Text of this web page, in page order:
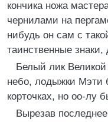
кончика ножа
чернилами на
нибудь он сам с
таинственные
Белый лик
небо, лодыжки Мэти
корточках, но оо-лу
Вырезав